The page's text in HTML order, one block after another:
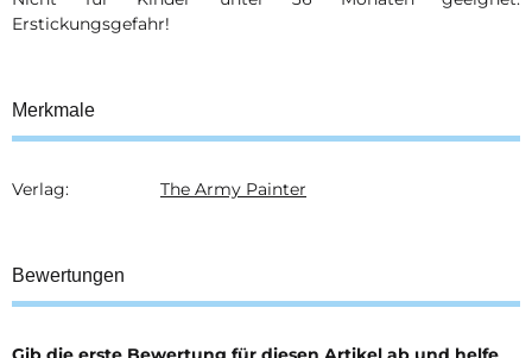
Erstickungsgefahr!
Merkmale
Produkteigenschaft
Wert
Verlag: The Army Painter
Bewertungen